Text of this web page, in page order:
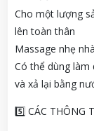
Cho một lượng
lên toàn thân
Massage nhẹ
Có thể dùng làm
và xả lại bằng
5️⃣ CÁC THÔNG